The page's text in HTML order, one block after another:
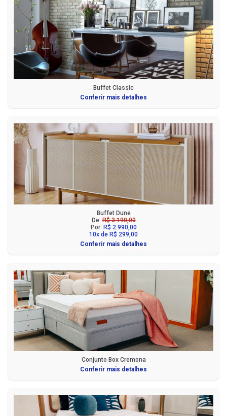
Buffet Classic
Conferir mais detalhes
Buffet Dune
De:R$ 3.190,00
Por: R$ 2.990,00
10x de R$ 299,00
Conferir mais detalhes
Conjunto Box Cremona
Conferir mais detalhes